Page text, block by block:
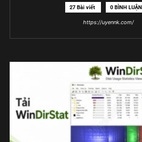
27 Bài viết 0 BÌNH LUẬN
https://uyennk.com/